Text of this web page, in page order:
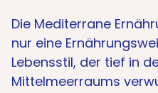
Die Mediterrane
nur eine
Lebensstil, der tief in
Mittelmeerraums